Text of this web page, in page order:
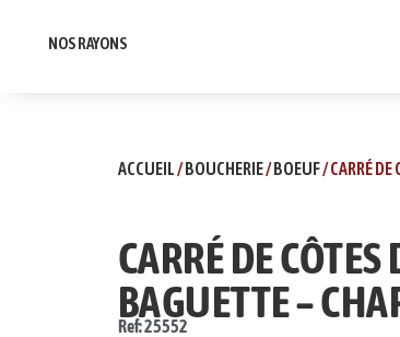
NOS RAYONS
ACCUEIL/BOUCHERIE/BOEUF/ CARRÉ DE
CARRÉ DE CÔTES
BAGUETTE –
Ref: 25552